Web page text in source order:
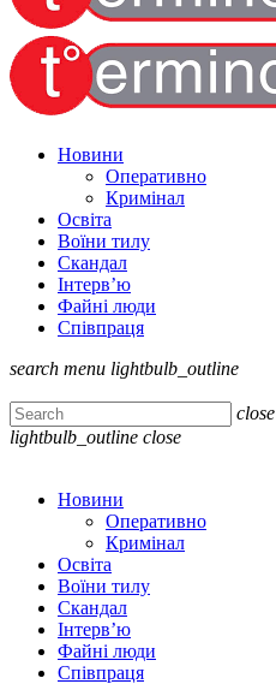
Новини
Оперативно
Кримінал
Освіта
Воїни тилу
Скандал
Інтерв’ю
Файні люди
Співпраця
search menu lightbulb_outline
close
lightbulb_outline close
Новини
Оперативно
Кримінал
Освіта
Воїни тилу
Скандал
Інтерв’ю
Файні люди
Співпраця